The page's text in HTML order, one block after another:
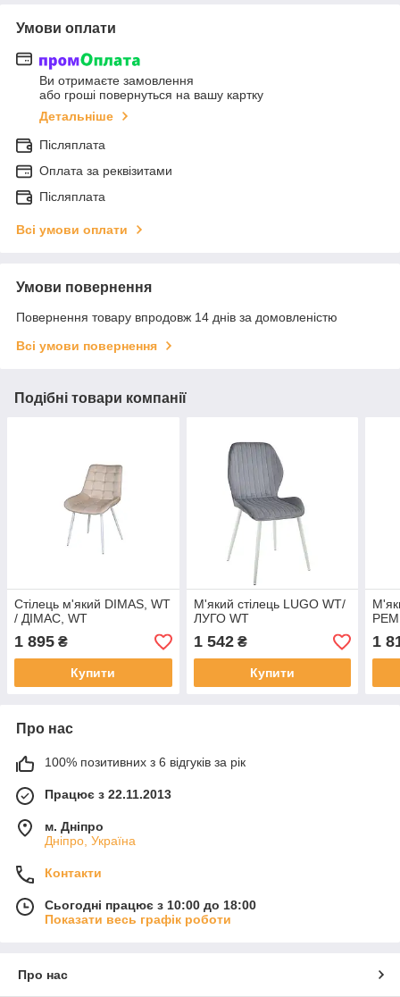
Умови оплати
Ви отримаєте замовлення
або гроші повернуться на вашу картку
Детальніше
Післяплата
Оплата за реквізитами
Післяплата
Всі умови оплати
Умови повернення
Повернення товару впродовж 14 днів за домовленістю
Всі умови повернення
Подібні товари компанії
Стілець м'який DIMAS, WT
/ ДІМАС, WT
1 895 ₴
Купити
М'який стілець LUGO WT/
ЛУГО WT
1 542₴
Купити
1
Про нас
100% позитивних з 6 відгуків за рік
Працює з 22.11.2013
м. Дніпро
Дніпро, Україна
Контакти
Сьогодні працює з 10:00 до 18:00
Показати весь графік роботи
Про нас